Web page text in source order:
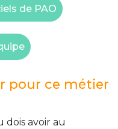
de PAO
pour ce métier
dois avoir au